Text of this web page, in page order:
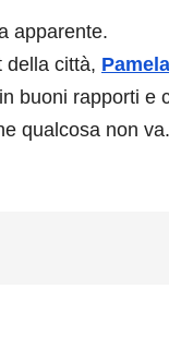
apparente.
della città,
buoni rapporti e
qualcosa non va.